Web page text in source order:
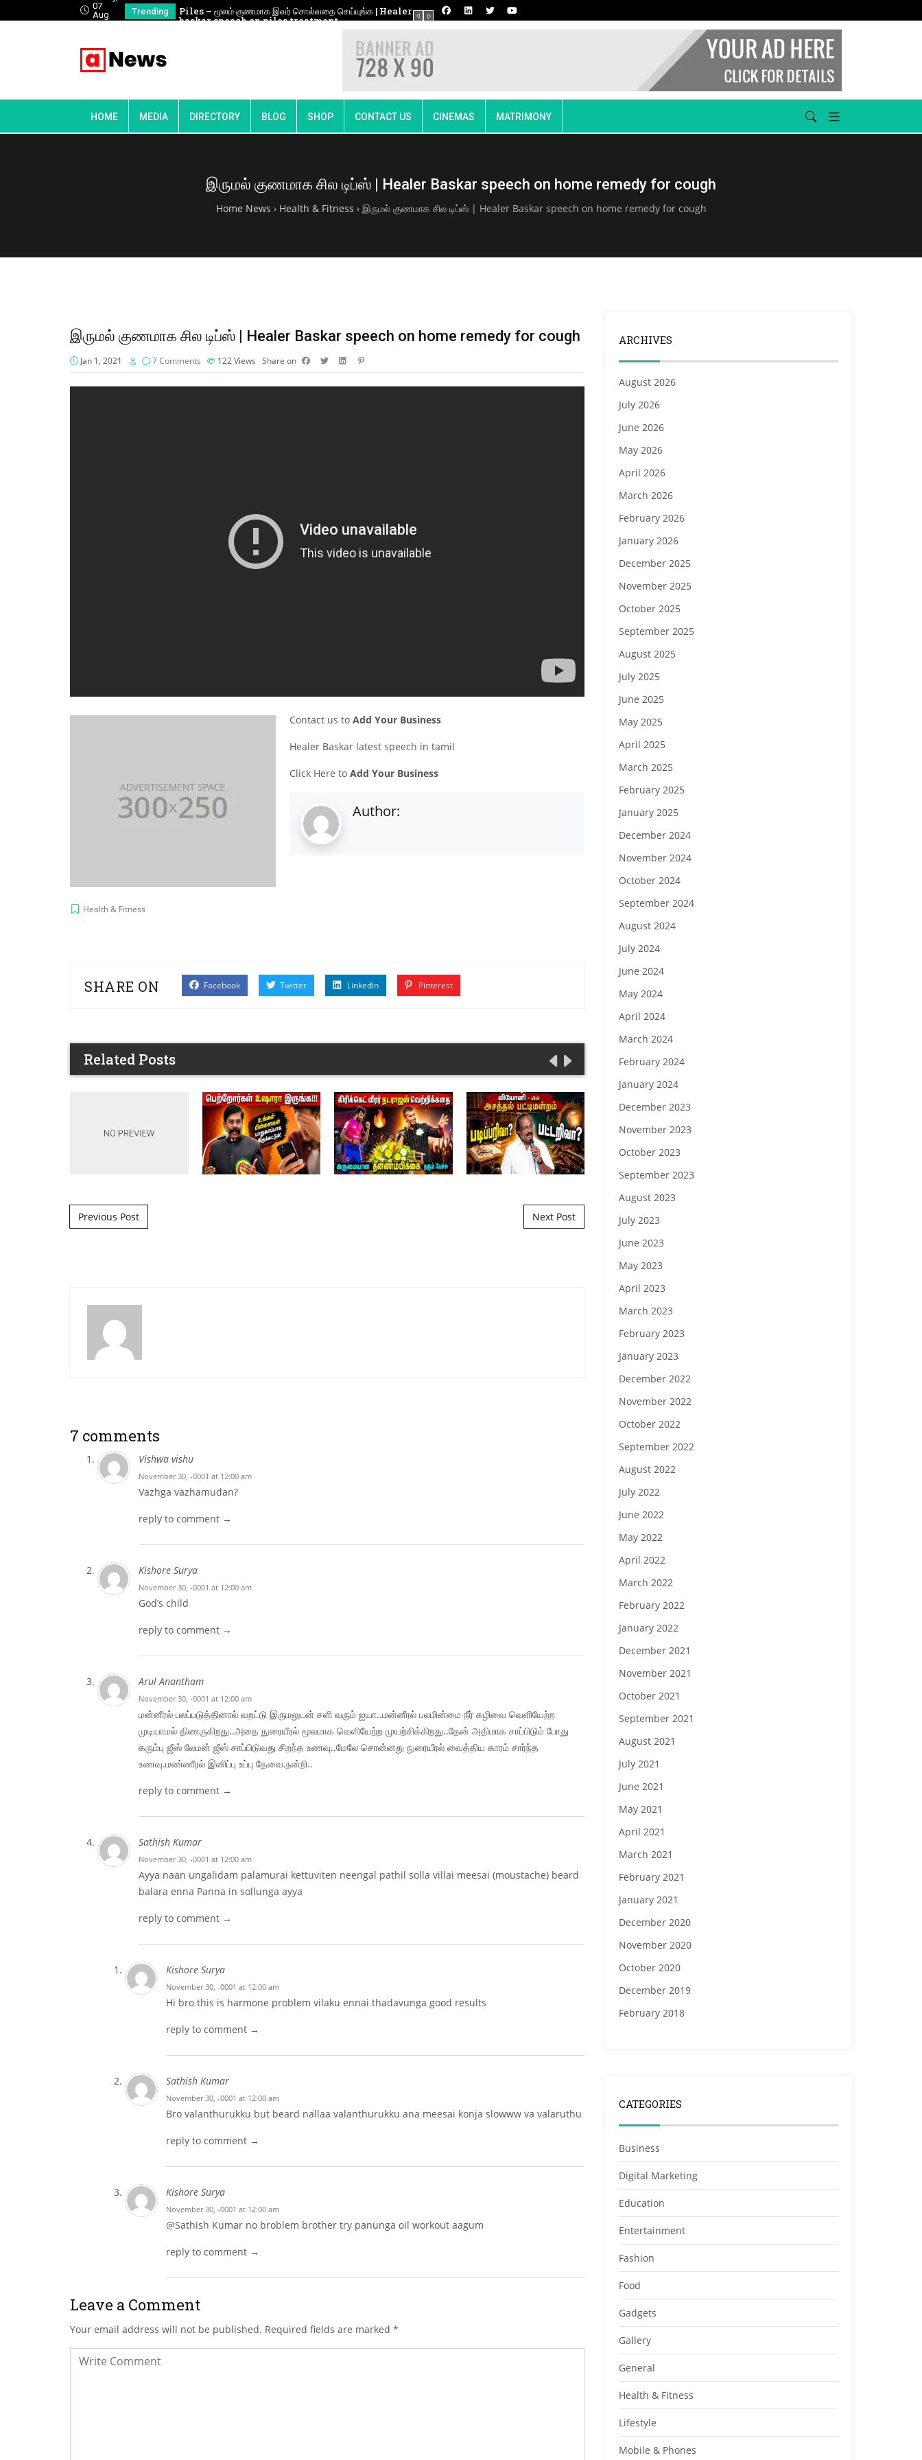
07
Aug
26
Trending
இவர் சொல்வதை செய்யுங்க | Healer
piles treatment
🔴நேரலை 24-12-2025 | வீரப்பெரும்பாட்டி வேலுநாச்சியார் வீரப்புகழ்
போற்றும் மாபெரும் பொதுக்கூட்டம்
🔴நேரலை 24-12-2025 | வீரப்பெரும்பாட்டி வேலுநாச்சியார் வீரப்புகழ்
போற்றும் மாபெரும் பொதுக்கூட்டம் காப்பாற்றப்படுகிறார்கள்!- இறையன்பு
HOME MEDIA DIRECTORY BLOG SHOP CONTACT US CINEMAS MATRIMONY
இருமல் குணமாக சில டிப்ஸ் | Healer Baskar speech on home remedy for cough
Home News › Health & Fitness › இருமல் குணமாக சில டிப்ஸ் | Healer Baskar speech on home remedy for cough
இருமல் குணமாக சில டிப்ஸ் | Healer Baskar speech on home remedy for cough
Jan 1, 2021 7 Comments 122Views Share on
Contact us to Add Your Business
Healer Baskar latest speech in tamil
Click Here to Add Your Business
Author:
Health & Fitness
SHARE ON Facebook Twitter Linkedin Pinterest
Related Posts
Post navigation
Previous Post Next Post
7 comments
Vishwa vishu
November 30, -0001 at 12:00 am
Vazhga vazhamudan?
reply to comment →
Kishore Surya
November 30, -0001 at 12:00 am
God’s child
reply to comment →
Arul Anantham
November 30, -0001 at 12:00 am
மன்னீரல் பலப்படுத்தினால் வறட்டு இருமலுடன் சளி வரும் ஐயா..மன்னீரல் பலமின்மை நீர் கழிவை வெளியேற்ற
முடியாமல் திணருகிறது..அதை நுரையீரல் மூலமாக வெளியேற்ற முயற்சிக்கிறது..தேன் அதிமாக சாப்பிடும் போது
கரும்பு ஜீஸ் லேமன் ஜீஸ் சாப்பிடுவது சிறந்த உணவு..மேலே சொன்னது நுரையீரல் வைத்திய காரம் சார்ந்த
உணவு.மண்ணீரல் இனிப்பு உப்பு தேவை.நன்றி..
reply to comment →
Sathish Kumar
November 30, -0001 at 12:00 am
Ayya naan ungalidam palamurai kettuviten neengal pathil solla villai meesai (moustache) beard
balara enna Panna in sollunga ayya
reply to comment →
Kishore Surya
November 30, -0001 at 12:00 am
Hi bro this is harmone problem vilaku ennai thadavunga good results
reply to comment →
Sathish Kumar
November 30, -0001 at 12:00 am
Bro valanthurukku but beard nallaa valanthurukku ana meesai konja slowww va valaruthu
reply to comment →
Kishore Surya
November 30, -0001 at 12:00 am
@Sathish Kumar no broblem brother try panunga oil workout aagum
reply to comment →
Leave a Comment
Your email address will not be published. Required fields are marked *
ARCHIVES
August 2026
July 2026
June 2026
May 2026
April 2026
March 2026
February 2026
January 2026
December 2025
November 2025
October 2025
September 2025
August 2025
July 2025
June 2025
May 2025
April 2025
March 2025
February 2025
January 2025
December 2024
November 2024
October 2024
September 2024
August 2024
July 2024
June 2024
May 2024
April 2024
March 2024
February 2024
January 2024
December 2023
November 2023
October 2023
September 2023
August 2023
July 2023
June 2023
May 2023
April 2023
March 2023
February 2023
January 2023
December 2022
November 2022
October 2022
September 2022
August 2022
July 2022
June 2022
May 2022
April 2022
March 2022
February 2022
January 2022
December 2021
November 2021
October 2021
September 2021
August 2021
July 2021
June 2021
May 2021
April 2021
March 2021
February 2021
January 2021
December 2020
November 2020
October 2020
December 2019
February 2018
CATEGORIES
Business
Digital Marketing
Education
Entertainment
Fashion
Food
Gadgets
Gallery
General
Health & Fitness
Lifestyle
Mobile & Phones